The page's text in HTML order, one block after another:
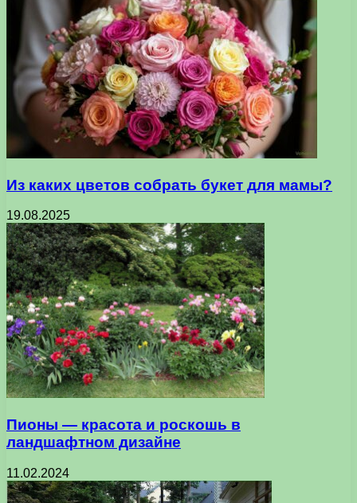
Из каких цветов собрать букет для мамы?
19.08.2025
Пионы — красота и роскошь в
ландшафтном дизайне
11.02.2024